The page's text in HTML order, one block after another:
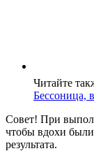
Читайте
Бессоница,
Совет! При
чтобы вдохи были
результата.